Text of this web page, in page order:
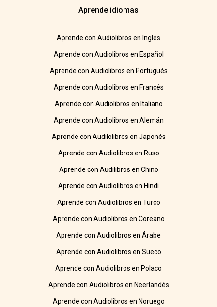
Aprende idiomas
Aprende con Audiolibros en Inglés
Aprende con Audiolibros en Español
Aprende con Audiolibros en Portugués
Aprende con Audiolibros en Francés
Aprende con Audiolibros en Italiano
Aprende con Audiolibros en Alemán
Aprende con Audilolibros en Japonés
Aprende con Audiolibros en Ruso
Aprende con Audilibros en Chino
Aprende con Audiolibros en Hindi
Aprende con Audiolibros en Turco
Aprende con Audiolibros en Coreano
Aprende con Audiolibros en Árabe
Aprende con Audiolibros en Sueco
Aprende con Audiolibros en Polaco
Aprende con Audiolibros en Neerlandés
Aprende con Audiolibros en Noruego